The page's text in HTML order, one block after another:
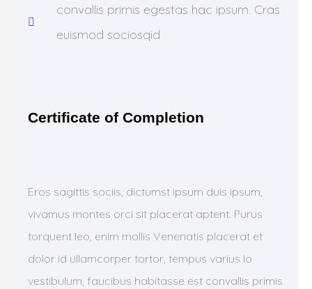
convallis primis egestas hac ipsum. Cras
euismod sociosqid
Certificate of Completion
Eros sagittis sociis, dictumst ipsum duis ipsum,
vivamus montes orci sit placerat aptent. Purus
torquent leo, enim mollis Venenatis placerat et
dolor id ullamcorper tortor, tempus varius lo
vestibulum, faucibus habitasse est convallis primis